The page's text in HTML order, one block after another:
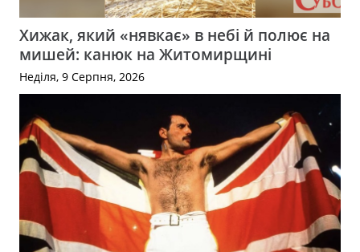
Хижак, який «нявкає» в небі й полює на
мишей: канюк на Житомирщині
Неділя, 9 Серпня, 2026